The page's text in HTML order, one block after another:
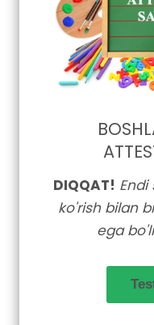
DIQQAT! Endi
ko'rish bilan
ega